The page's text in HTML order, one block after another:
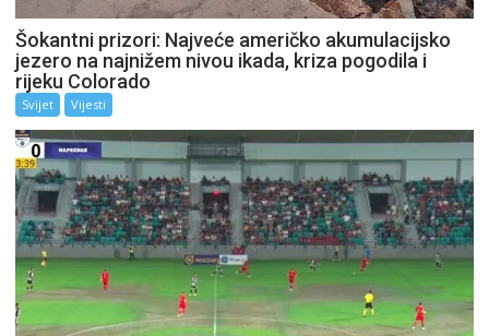
Šokantni prizori: Najveće američko akumulacijsko
jezero na najnižem nivou ikada, kriza pogodila i
rijeku Colorado
Svijet Vijesti